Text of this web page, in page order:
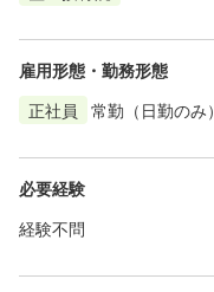
雇用形態・勤務形態
正社員
常勤（日勤のみ）
必要経験
経験不問